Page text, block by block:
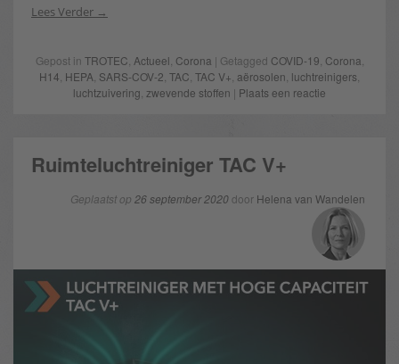
Lees Verder
Gepost in TROTEC Actueel Corona | Getagged COVID-19 Corona
H14 HEPA SARS-COV-2 TAC TAC V+ aërosolen luchtreinigers
luchtzuivering zwevende stoffen | Plaats een reactie
Ruimteluchtreiniger TAC V+
Geplaatst op 26 september 2020door Helena van Wandelen